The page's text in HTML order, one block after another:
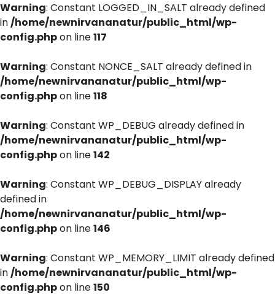
Warning: Constant LOGGED_IN_SALT already defined
in/home/newnirvananatur/public_html/wp-
config.phpon line117
Warning: Constant NONCE_SALT already defined in
/home/newnirvananatur/public_html/wp-
config.phpon line118
Warning: Constant WP_DEBUG already defined in
/home/newnirvananatur/public_html/wp-
config.phpon line142
Warning: Constant WP_DEBUG_DISPLAY already
defined in
/home/newnirvananatur/public_html/wp-
config.phpon line146
Warning: Constant WP_MEMORY_LIMIT already defined
in/home/newnirvananatur/public_html/wp-
config.phpon line150